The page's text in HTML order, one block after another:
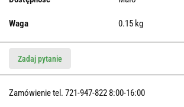
Waga 0.15 kg
Zadaj pytanie
Zamówienie tel. 721-947-822 8:00-16:00